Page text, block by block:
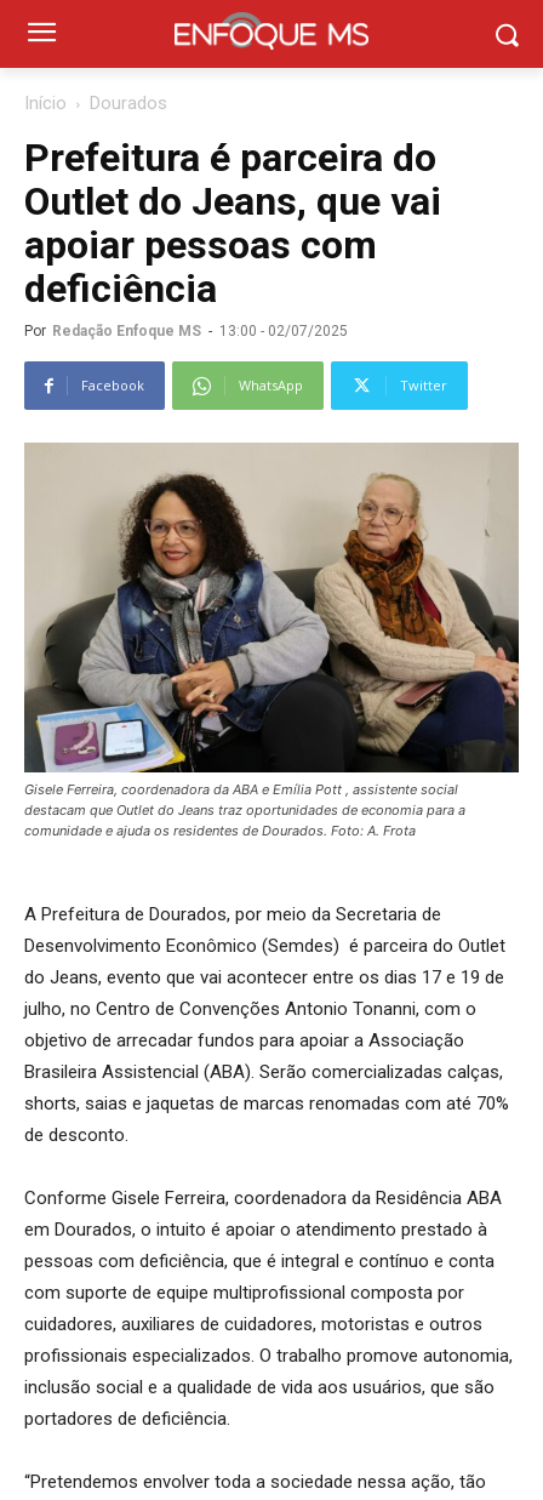
Início Dourados
Prefeitura é parceira do
Outlet do Jeans, que vai
apoiar pessoas com
deficiência
Por Redação Enfoque MS - 13:00 - 02/07/2025
Facebook WhatsApp Twitter
Gisele Ferreira, coordenadora da ABA e Emília Pott , assistente social
destacam que Outlet do Jeans traz oportunidades de economia para a
comunidade e ajuda os residentes de Dourados. Foto: A. Frota
A Prefeitura de Dourados, por meio da Secretaria de
Desenvolvimento Econômico (Semdes) é parceira do Outlet
do Jeans, evento que vai acontecer entre os dias 17 e 19 de
julho, no Centro de Convenções Antonio Tonanni, com o
objetivo de arrecadar fundos para apoiar a Associação
Brasileira Assistencial (ABA). Serão comercializadas calças,
shorts, saias e jaquetas de marcas renomadas com até 70%
de desconto.
Conforme Gisele Ferreira, coordenadora da Residência ABA
em Dourados, o intuito é apoiar o atendimento prestado à
pessoas com deficiência, que é integral e contínuo e conta
com suporte de equipe multiprofissional composta por
cuidadores, auxiliares de cuidadores, motoristas e outros
profissionais especializados. O trabalho promove autonomia,
inclusão social e a qualidade de vida aos usuários, que são
portadores de deficiência.
“Pretendemos envolver toda a sociedade nessa ação, tão